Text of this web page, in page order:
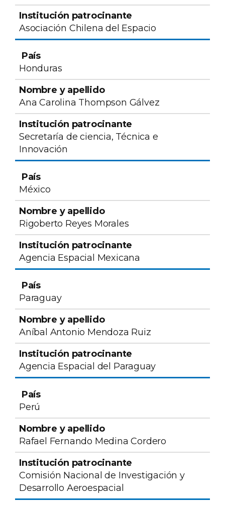
Asociación Chilena del Espacio
Honduras
Ana Carolina Thompson Gálvez
Secretaría de ciencia, Técnica e
Innovación
México
Rigoberto Reyes Morales
Agencia Espacial Mexicana
Paraguay
Aníbal Antonio Mendoza Ruiz
Agencia Espacial del Paraguay
Perú
Rafael Fernando Medina Cordero
Comisión Nacional de Investigación y
Desarrollo Aeroespacial